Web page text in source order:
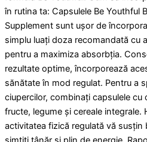
în rutina ta: Capsulele Be Youthful
Supplement sunt ușor de
simplu luați doza recomandată cu
pentru a maximiza absorbția.
rezultate optime, încorporează
sănătate în mod regulat. Pentru a
ciupercilor, combinați capsulele cu
fructe, legume și cereale integrale.
activitatea fizică regulată vă susțin